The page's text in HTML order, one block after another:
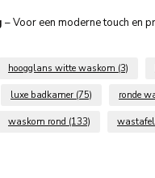
– Voor een moderne touch en
hoogglans witte waskom (3)
luxe badkamer (75) ronde
waskom rond (133) wastafel